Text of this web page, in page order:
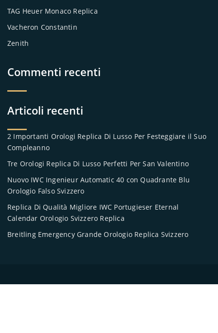
TAG Heuer Monaco Replica
Vacheron Constantin
Zenith
Commenti recenti
Articoli recenti
2 Importanti Orologi Replica Di Lusso Per Festeggiare il Suo
Compleanno
Tre Orologi Replica Di Lusso Perfetti Per San Valentino
Nuovo IWC Ingenieur Automatic 40 con Quadrante Blu
Orologio Falso Svizzero
Replica Di Qualità Migliore IWC Portugieser Eternal
Calendar Orologio Svizzero Replica
Breitling Emergency Grande Orologio Replica Svizzero